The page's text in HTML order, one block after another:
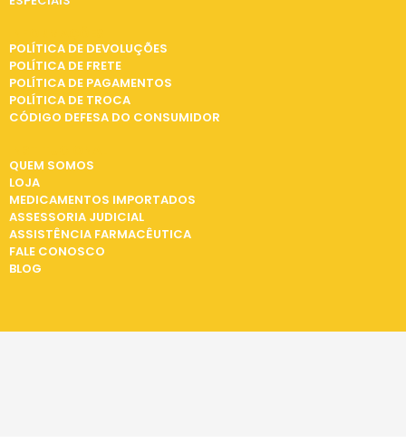
POLÍTICA DE DEVOLUÇÕES
POLÍTICA DE FRETE
POLÍTICA DE PAGAMENTOS
POLÍTICA DE TROCA
CÓDIGO DEFESA DO CONSUMIDOR
QUEM SOMOS
LOJA
MEDICAMENTOS IMPORTADOS
ASSESSORIA JUDICIAL
ASSISTÊNCIA FARMACÊUTICA
FALE CONOSCO
BLOG